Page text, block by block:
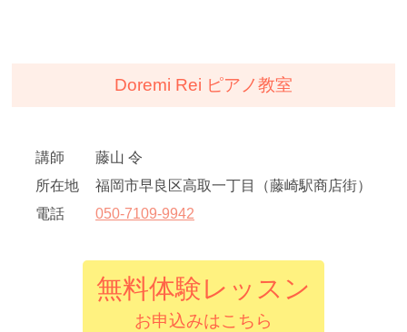
Doremi Rei ピアノ教室
講師
藤山 令
所在地
福岡市早良区高取一丁目（藤崎駅商店街）
電話
050-7109-9942
無料体験レッスン
お申込みはこちら